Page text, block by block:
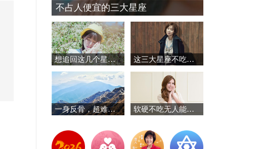
不占人便宜的三大星座
想追回这几个星座，注定是一场漫长的修行 这三大星座不吃敷衍这一套，千万别试探！
一身反骨，超难被说服的星座 软硬不吃无人能左右，谁也拿捏不了的三大星座